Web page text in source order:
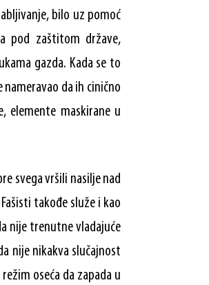
bilo uz pomoć
pod zaštitom države,
gazda. Kada se to
da ih cinično
elemente maskirane u
svega vršili nasilje nad
takođe služe i kao
nije trenutne vladajuće
nije nikakva slučajnost
oseća da zapada u